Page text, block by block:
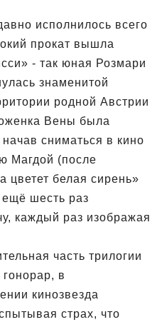
исполнилось всего
прокат вышла
- так юная Розмари
знаменитой
родной Австрии
Вены была
сниматься в кино
Магдой (после
цветет белая сирень»
шесть раз
каждый раз изображая
часть трилогии
в
кинозвезда
страх, что